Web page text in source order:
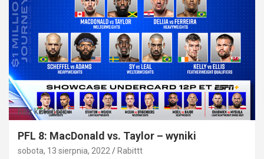
Bez kategorii
PFL 8: MacDonald vs. Taylor – wyniki
sobota, 13 sierpnia, 2022 Rabittt